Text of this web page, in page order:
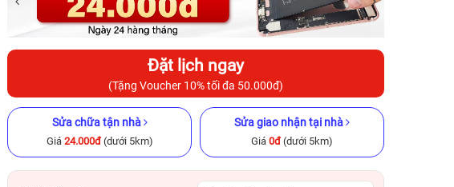
-3.400.000đ -6.200.000đ -6.000.000đ
Đặt lịch ngay
(Tặng Voucher 10% tối đa 50.000đ)
Sửa chữa tận nhà
Giá 24.000đ(dưới 5km)
Sửa giao nhận tại nhà
Giá 0đ(dưới 5km)